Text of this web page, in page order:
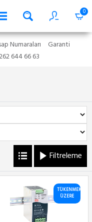
0
Numaraları
Garanti
644 66 63
Filtreleme
TÜKENMEK
ÜZERE